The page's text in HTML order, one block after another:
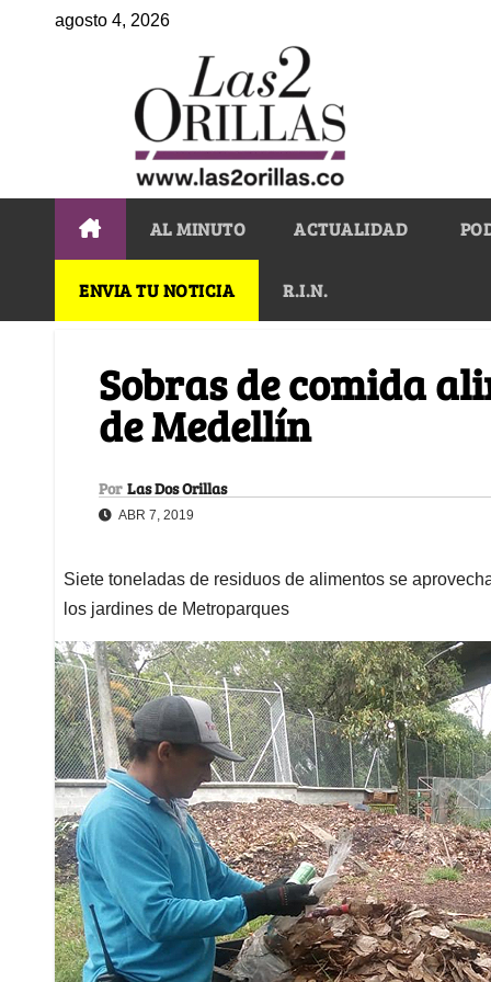
agosto 4, 2026
AL MINUTO ACTUALIDAD
ENVIA TU NOTICIA R.I.N.
Sobras de comida
de Medellín
Por Las Dos Orillas
ABR 7, 2019
Siete toneladas de residuos de alimentos se
los jardines de Metroparques